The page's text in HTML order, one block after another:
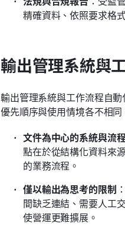
精確資料、依照要求格
輸出管理系統與
輸出管理系統與工作流程自
優先順序與使用情境各不相
文件為中心的系統與流
點在於從結構化資料來
的業務流程。
僅以輸出為思考的限制
間缺乏連結、需要人工
使營運更難擴展。